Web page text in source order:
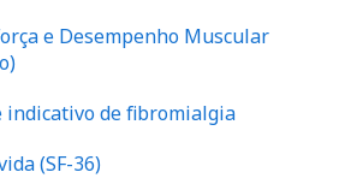
e Desempenho Muscular
indicativo de fibromialgia
(SF-36)